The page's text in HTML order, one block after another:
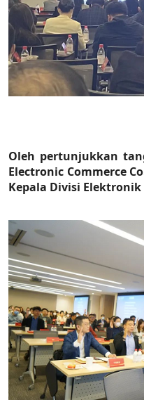
Oleh pertunjukkan
Electronic Commerce
Kepala Divisi